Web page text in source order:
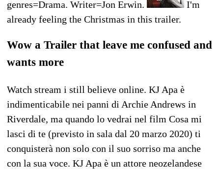
genres=Drama. Writer=Jon Erwin.
I'm
already feeling the Christmas in this trailer.
Wow a Trailer that leave me confused and
wants more
Watch stream i still believe online. KJ Apa è
indimenticabile nei panni di Archie Andrews in
Riverdale, ma quando lo vedrai nel film Cosa mi
lasci di te (previsto in sala dal 20 marzo 2020) ti
conquisterà non solo con il suo sorriso ma anche
con la sua voce. KJ Apa è un attore neozelandese